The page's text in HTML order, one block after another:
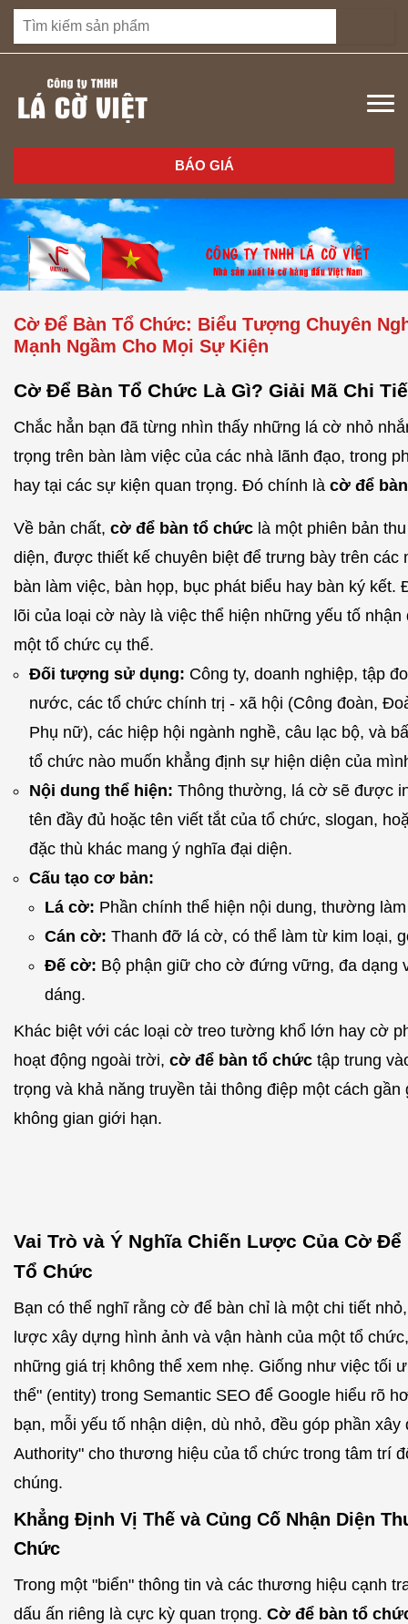
BÁO GIÁ
Cờ Để Bàn Tổ Chức: Biểu Tượng Chuyên
Mạnh Ngầm Cho Mọi Sự Kiện
Cờ Để Bàn Tổ Chức Là Gì? Giải Mã Chi
Chắc hẳn bạn đã từng nhìn thấy những lá cờ nhỏ
trọng trên bàn làm việc của các nhà lãnh đạo, trong
hay tại các sự kiện quan trọng. Đó chính là cờ để
Về bản chất, cờ để bàn tổ chức là một phiên bản
diện, được thiết kế chuyên biệt để trưng bày trên các
bàn làm việc, bàn họp, bục phát biểu hay bàn ký kết.
lõi của loại cờ này là việc thể hiện những yếu tố
một tổ chức cụ thể.
Đối tượng sử dụng: Công ty, doanh nghiệp, tập
nước, các tổ chức chính trị - xã hội (Công đoàn,
Phụ nữ), các hiệp hội ngành nghề, câu lạc bộ, và
tổ chức nào muốn khẳng định sự hiện diện của
Nội dung thể hiện: Thông thường, lá cờ sẽ được
tên đầy đủ hoặc tên viết tắt của tổ chức, slogan,
đặc thù khác mang ý nghĩa đại diện.
Cấu tạo cơ bản:
Lá cờ: Phần chính thể hiện nội dung, thường
Cán cờ: Thanh đỡ lá cờ, có thể làm từ kim loại,
Đế cờ: Bộ phận giữ cho cờ đứng vững, đa dạng
dáng.
Khác biệt với các loại cờ treo tường khổ lớn hay cờ
hoạt động ngoài trời, cờ để bàn tổ chức tập trung
trọng và khả năng truyền tải thông điệp một cách
không gian giới hạn.
Vai Trò và Ý Nghĩa Chiến Lược Của Cờ Để
Tổ Chức
Bạn có thể nghĩ rằng cờ để bàn chỉ là một chi tiết
lược xây dựng hình ảnh và vận hành của một tổ
những giá trị không thể xem nhẹ. Giống như việc tối
thể" (entity) trong Semantic SEO để Google hiểu rõ
bạn, mỗi yếu tố nhận diện, dù nhỏ, đều góp phần xây
Authority" cho thương hiệu của tổ chức trong tâm trí
chúng.
Khẳng Định Vị Thế và Củng Cố Nhận Diện
Chức
Trong một "biển" thông tin và các thương hiệu cạnh
dấu ấn riêng là cực kỳ quan trọng. Cờ để bàn tổ